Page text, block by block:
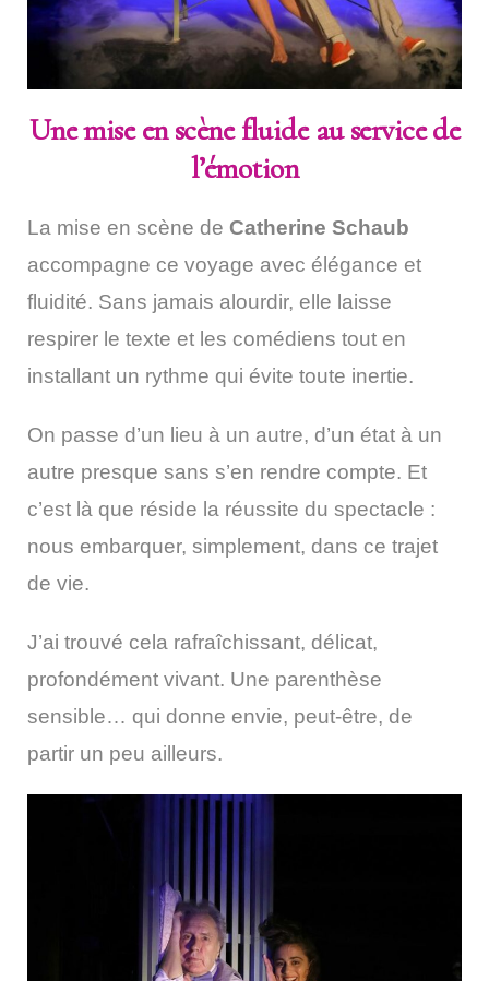
Une mise en scène fluide au service de
l’émotion
La mise en scène de Catherine Schaub
accompagne ce voyage avec élégance et
fluidité. Sans jamais alourdir, elle laisse
respirer le texte et les comédiens tout en
installant un rythme qui évite toute inertie.
On passe d’un lieu à un autre, d’un état à un
autre presque sans s’en rendre compte. Et
c’est là que réside la réussite du spectacle :
nous embarquer, simplement, dans ce trajet
de vie.
J’ai trouvé cela rafraîchissant, délicat,
profondément vivant. Une parenthèse
sensible… qui donne envie, peut-être, de
partir un peu ailleurs.